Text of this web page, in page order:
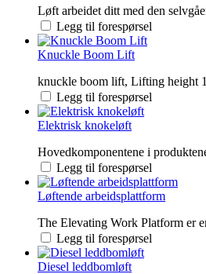
Løft arbeidet ditt med den
Legg til forespørsel
Knuckle Boom Lift
knuckle boom lift, Lifting height
Legg til forespørsel
Elektrisk knokeløft
Hovedkomponentene i
Legg til forespørsel
Løftende arbeidsplattform
The Elevating Work Platform er
Legg til forespørsel
Diesel leddbomløft